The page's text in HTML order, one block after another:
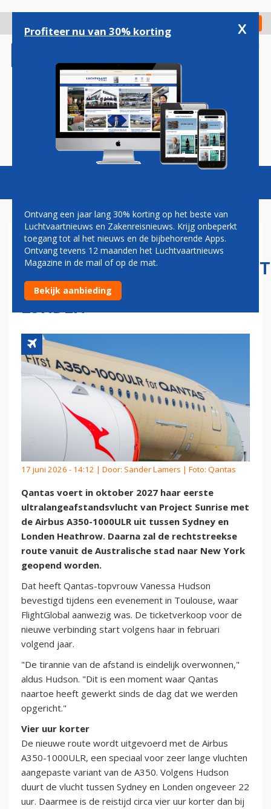
gaan
Check in
Magazine Podcasts Vacatures
QANTAS BEVESTIGT: EERSTE
ULTRALANGEAFSTANDSVLUCHT
MET A350-1000ULR NAAR
LONDEN
17 juni 2026 - 14:12 | Door: Sander Lamers | Foto: Qantas
Qantas voert in oktober 2027 haar eerste
ultralangeafstandsvlucht van Project Sunrise met
de Airbus A350-1000ULR uit tussen Sydney en
Londen Heathrow. Daarna zal de rechtstreekse
route vanuit de Australische stad naar New York
geopend worden.
Dat heeft Qantas-topvrouw Vanessa Hudson
bevestigd tijdens een evenement in Toulouse, waar
FlightGlobal aanwezig was. De ticketverkoop voor de
nieuwe verbinding start volgens haar in februari
volgend jaar.
"De tirannie van de afstand is eindelijk overwonnen,"
aldus Hudson. "Dit is een moment waar Qantas
naartoe heeft gewerkt sinds de dag dat we werden
opgericht."
Vier uur korter
De nieuwe route wordt uitgevoerd met de Airbus
A350-1000ULR, een speciaal voor zeer lange vluchten
aangepaste variant van de A350. Volgens Hudson
duurt de vlucht tussen Sydney en Londen ongeveer 22
uur. Daarmee is de reistijd circa vier uur korter dan bij
Profiteer nu van 30% korting x
Ontvang een jaar lang 30% korting op het beste van
Luchtvaartnieuws en Zakenreisnieuws. Krijg onbeperkt
toegang tot al het nieuws en de bijbehorende Apps.
Ontvang tevens 12 maanden het Luchtvaartnieuws
Magazine in de mail of op de mat.
Bekijk aanbieding